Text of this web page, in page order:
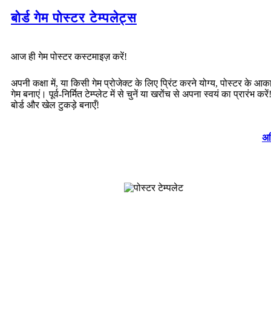
बोर्ड गेम पोस्टर टेम्पलेट्स
आज ही गेम पोस्टर कस्टमाइज़ करें!
अपनी कक्षा में, या किसी गेम प्रोजेक्ट के लिए प्रिंट करने योग्य, पोस्टर के
गेम बनाएं। पूर्व-निर्मित टेम्प्लेट में से चुनें या खरोंच से अपना स्वयं का प्रारंभ
बोर्ड और खेल टुकड़े बनाएँ!